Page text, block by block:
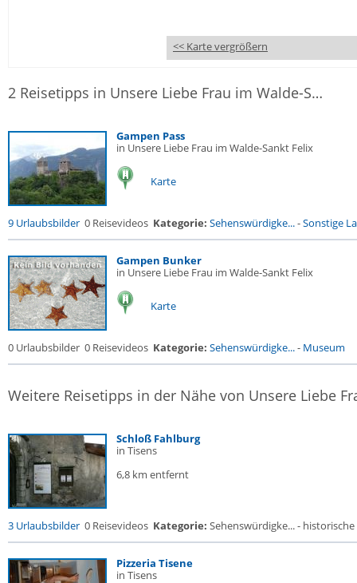
<< Karte vergrößern
2 Reisetipps in Unsere Liebe Frau im Walde-Sankt Felix
Gampen Pass
in Unsere Liebe Frau im Walde-Sankt Felix
Karte
9 Urlaubsbilder 0 Reisevideos Kategorie: Sehenswürdigke...-Sonstige
Gampen Bunker
in Unsere Liebe Frau im Walde-Sankt Felix
Karte
0 Urlaubsbilder 0 Reisevideos Kategorie: Sehenswürdigke...- Museum
Weitere Reisetipps in der Nähe von Unsere Liebe
Schloß Fahlburg
in Tisens
6,8 km entfernt
3 Urlaubsbilder 0 Reisevideos Kategorie: Sehenswürdigke... - historische
Pizzeria Tisene
in Tisens